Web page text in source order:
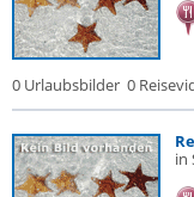
0 Urlaubsbilder 0
in